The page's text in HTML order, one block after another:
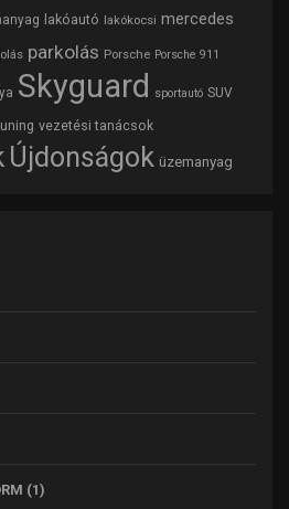
lakóautó lakókocsi mercedes
parkolás Porsche Porsche 911
Skyguard sportautó SUV
vezetési tanácsok
Újdonságok üzemanyag
(1)